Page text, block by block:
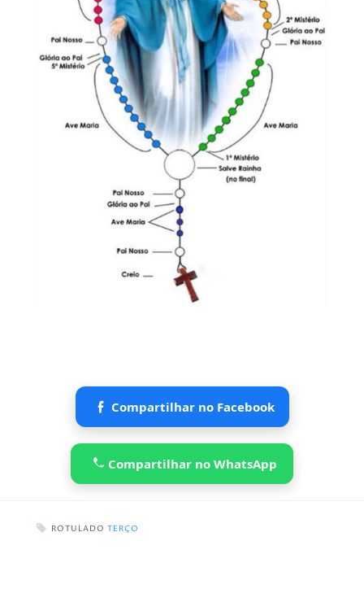
Compartilhar no Facebook
Compartilhar no WhatsApp
ROTULADO TERÇO